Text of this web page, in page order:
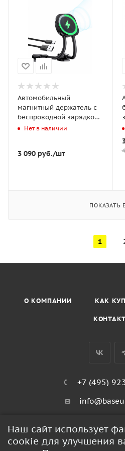
Автомобильный
магнитный держатель с
беспроводной зарядкой
Baseus PrimeTrip C03sPro
Нет в наличии
3 090 руб./шт
ПОКАЗАТЬ
1
О КОМПАНИИ КАК
+7 (495)
ПОЛИТИКА
Наш сайт использует
cookie для улучшения